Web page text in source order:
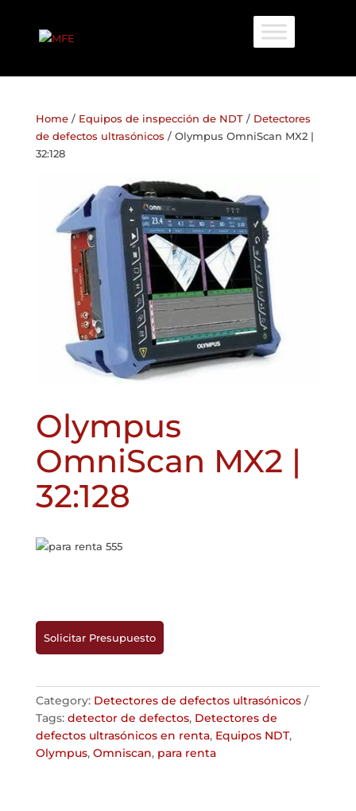
Home/ Equipos de inspección de NDT/ Detectores
de defectos ultrasónicos / Olympus OmniScan MX2 |
32:128
Olympus
OmniScan MX2 |
32:128
Solicitar Presupuesto
Category: Detectores de defectos ultrasónicos
Tags: detector de defectos, Detectores de
defectos ultrasónicos en renta, Equipos NDT,
Olympus, Omniscan, para renta